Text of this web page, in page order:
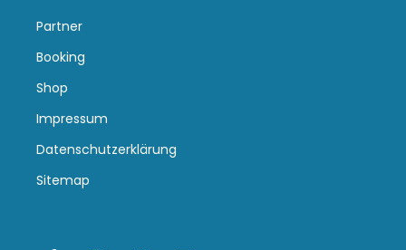
Partner
Booking
Shop
Impressum
Datenschutzerklärung
Sitemap